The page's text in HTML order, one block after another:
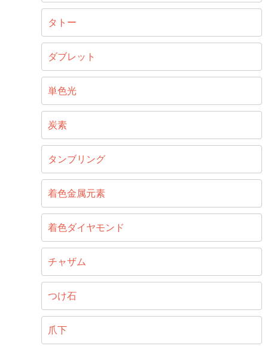
タトー
ダブレット
単色光
炭素
タンブリング
着色金属元素
着色ダイヤモンド
チャザム
つけ石
爪下